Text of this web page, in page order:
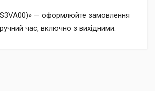
— оформлюйте замовлення
час, включно з вихідними.